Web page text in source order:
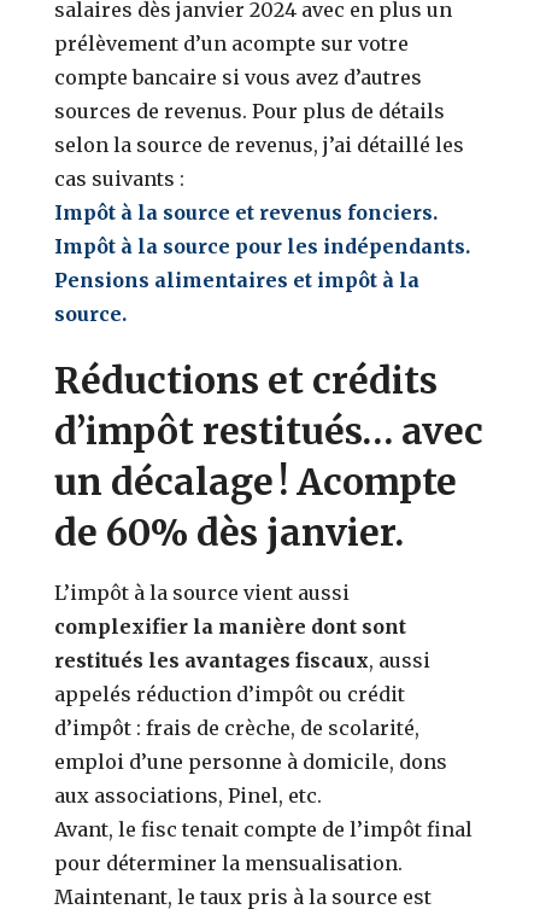
salaires dès janvier 2024 avec en plus un
prélèvement d’un acompte sur votre
compte bancaire si vous avez d’autres
sources de revenus. Pour plus de détails
selon la source de revenus, j’ai détaillé les
cas suivants :
Impôt à la source et revenus fonciers.
Impôt à la source pour les indépendants.
Pensions alimentaires et impôt à la
source.
Réductions et crédits
d’impôt restitués… avec
un décalage ! Acompte
de 60% dès janvier.
L’impôt à la source vient aussi
complexifier la manière dont sont
restitués les avantages fiscaux, aussi
appelés réduction d’impôt ou crédit
d’impôt : frais de crèche, de scolarité,
emploi d’une personne à domicile, dons
aux associations, Pinel, etc.
Avant, le fisc tenait compte de l’impôt final
pour déterminer la mensualisation.
Maintenant, le taux pris à la source est